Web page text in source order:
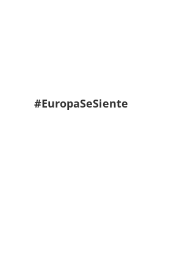
#EuropaSeSiente